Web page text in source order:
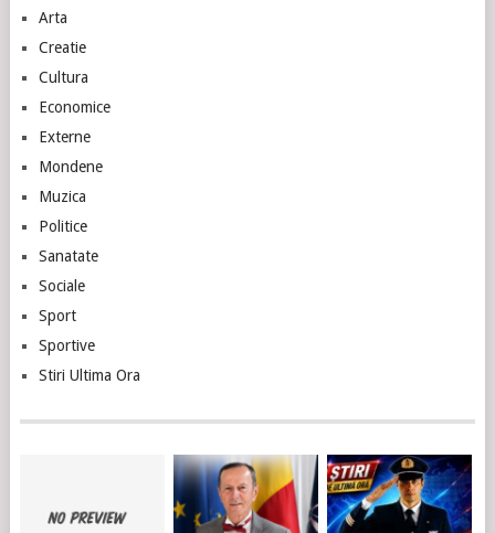
Arta
Creatie
Cultura
Economice
Externe
Mondene
Muzica
Politice
Sanatate
Sociale
Sport
Sportive
Stiri Ultima Ora